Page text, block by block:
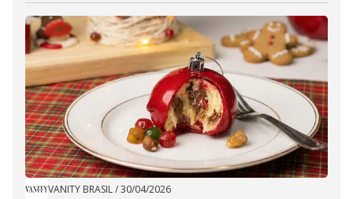
VANITY BRASIL/30/04/2026